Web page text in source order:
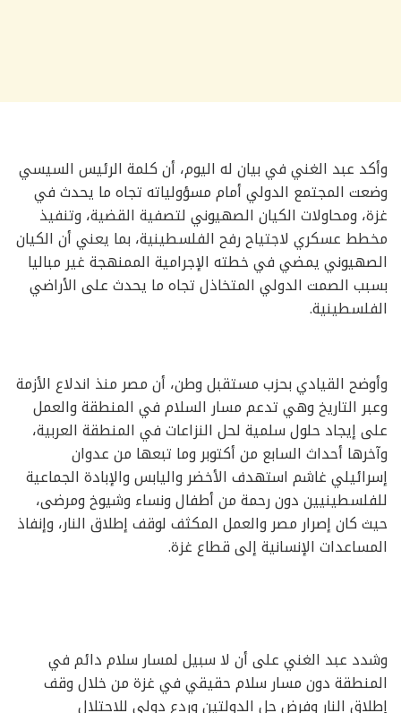
وأكد عبد الغني في بيان له اليوم، أن كلمة الرئيس السيسي
وضعت المجتمع الدولي أمام مسؤولياته تجاه ما يحدث في
غزة، ومحاولات الكيان الصهيوني لتصفية القضية، وتنفيذ
مخطط عسكري لاجتياح رفح الفلسطينية، بما يعني أن الكيان
الصهيوني يمضي في خطته الإجرامية الممنهجة غير مباليا
بسبب الصمت الدولي المتخاذل تجاه ما يحدث على الأراضي
الفلسطينية.
وأوضح القيادي بحزب مستقبل وطن، أن مصر منذ اندلاع الأزمة
وعبر التاريخ وهي تدعم مسار السلام في المنطقة والعمل
على إيجاد حلول سلمية لحل النزاعات في المنطقة العربية،
وآخرها أحداث السابع من أكتوبر وما تبعها من عدوان
إسرائيلي غاشم استهدف الأخضر واليابس والإبادة الجماعية
للفلسطينيين دون رحمة من أطفال ونساء وشيوخ ومرضى،
حيث كان إصرار مصر والعمل المكثف لوقف إطلاق النار، وإنفاذ
المساعدات الإنسانية إلى قطاع غزة.
وشدد عبد الغني على أن لا سبيل لمسار سلام دائم في
المنطقة دون مسار سلام حقيقي في غزة من خلال وقف
إطلاق النار وفرض حل الدولتين وردع دولي للاحتلال